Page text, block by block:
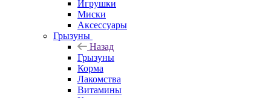
Игрушки
Миски
Аксессуары
Грызуны
Назад
Грызуны
Корма
Лакомства
Витамины